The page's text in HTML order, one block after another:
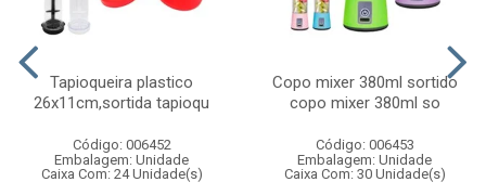
Tapioqueira plastico
26x11cm,sortida tapioqu
Código: 006452
Embalagem: Unidade
Caixa Com: 24 Unidade(s)
Copo mixer 380ml sortido
copo mixer 380ml so
Código: 006453
Embalagem: Unidade
Caixa Com: 30 Unidade(s)